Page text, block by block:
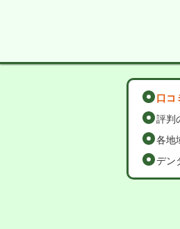
口コ
評判
各地
デン